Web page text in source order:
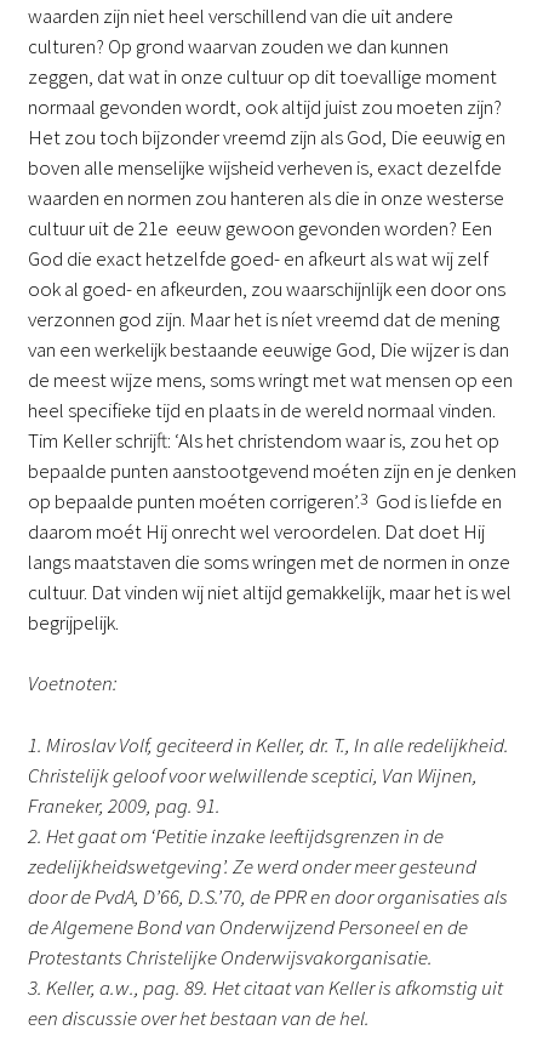
waarden zijn niet heel verschillend van die uit andere
culturen? Op grond waarvan zouden we dan kunnen
zeggen, dat wat in onze cultuur op dit toevallige moment
normaal gevonden wordt, ook altijd juist zou moeten zijn?
Het zou toch bijzonder vreemd zijn als God, Die eeuwig en
boven alle menselijke wijsheid verheven is, exact dezelfde
waarden en normen zou hanteren als die in onze westerse
cultuur uit de 21e eeuw gewoon gevonden worden? Een
God die exact hetzelfde goed- en afkeurt als wat wij zelf
ook al goed- en afkeurden, zou waarschijnlijk een door ons
verzonnen god zijn. Maar het is níet vreemd dat de mening
van een werkelijk bestaande eeuwige God, Die wijzer is dan
de meest wijze mens, soms wringt met wat mensen op een
heel specifieke tijd en plaats in de wereld normaal vinden.
Tim Keller schrijft: ‘Als het christendom waar is, zou het op
bepaalde punten aanstootgevend moéten zijn en je denken
op bepaalde punten moéten corrigeren’.3 God is liefde en
daarom moét Hij onrecht wel veroordelen. Dat doet Hij
langs maatstaven die soms wringen met de normen in onze
cultuur. Dat vinden wij niet altijd gemakkelijk, maar het is wel
begrijpelijk.
Voetnoten:
1. Miroslav Volf, geciteerd in Keller, dr. T., In alle redelijkheid.
Christelijk geloof voor welwillende sceptici, Van Wijnen,
Franeker, 2009, pag. 91.
2. Het gaat om ‘Petitie inzake leeftijdsgrenzen in de
zedelijkheidswetgeving’. Ze werd onder meer gesteund
door de PvdA, D’66, D.S.’70, de PPR en door organisaties als
de Algemene Bond van Onderwijzend Personeel en de
Protestants Christelijke Onderwijsvakorganisatie.
3. Keller, a.w., pag. 89. Het citaat van Keller is afkomstig uit
een discussie over het bestaan van de hel.